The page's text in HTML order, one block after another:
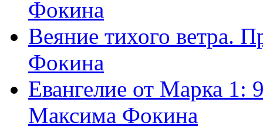
Фокина
Веяние тихого ветра.
Фокина
Евангелие от Марка 1:
Максима Фокина